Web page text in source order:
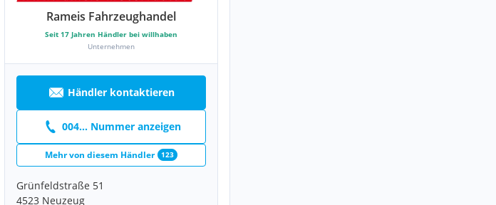
Rameis Fahrzeughandel
Seit 17 Jahren Händler bei willhaben
Unternehmen
Händler kontaktieren
004... Nummer anzeigen
Mehr von diesem Händler 123
Grünfeldstraße 51
4523 Neuzeug